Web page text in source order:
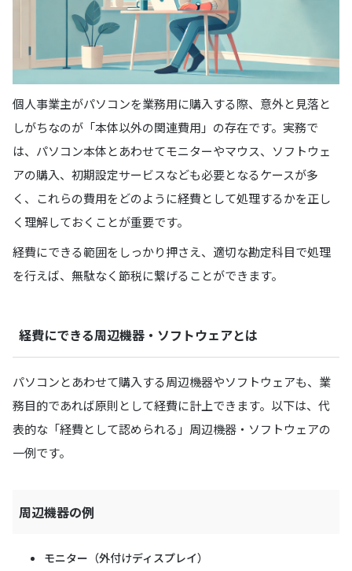
個人事業主がパソコンを業務用に購入する際、意外と見落と
しがちなのが「本体以外の関連費用」の存在です。実務で
は、パソコン本体とあわせてモニターやマウス、ソフトウェ
アの購入、初期設定サービスなども必要となるケースが多
く、これらの費用をどのように経費として処理するかを正し
く理解しておくことが重要です。
経費にできる範囲をしっかり押さえ、適切な勘定科目で処理
を行えば、無駄なく節税に繋げることができます。
経費にできる周辺機器・ソフトウェアとは
パソコンとあわせて購入する周辺機器やソフトウェアも、業
務目的であれば原則として経費に計上できます。以下は、代
表的な「経費として認められる」周辺機器・ソフトウェアの
一例です。
周辺機器の例
モニター（外付けディスプレイ）